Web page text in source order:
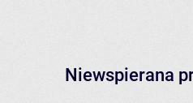
Niewspierana